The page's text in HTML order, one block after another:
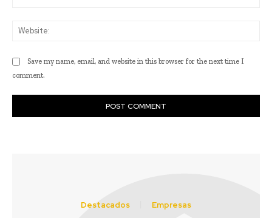
Save my name, email, and website in this browser for the next time I
comment.